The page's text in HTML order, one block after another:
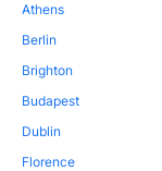
Athens
Berlin
Brighton
Budapest
Dublin
Florence